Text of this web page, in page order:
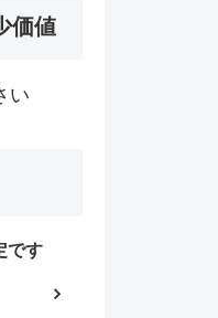
価値
い
です